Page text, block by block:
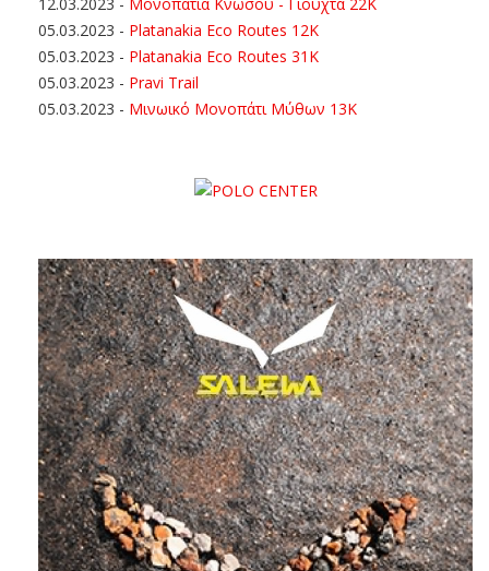
05.03.2023 - Platanakia Eco Routes 12K
05.03.2023 - Platanakia Eco Routes 31K
05.03.2023 - Pravi Trail
05.03.2023 - Μινωικό Μονοπάτι Μύθων 13Κ